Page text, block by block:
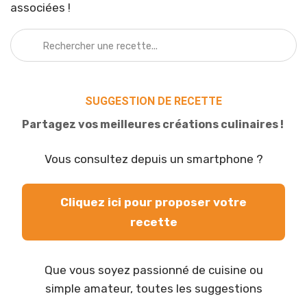
associées !
SUGGESTION DE RECETTE
Partagez vos meilleures créations culinaires !
Vous consultez depuis un smartphone ?
Cliquez ici pour proposer votre
recette
Que vous soyez passionné de cuisine ou
simple amateur, toutes les suggestions